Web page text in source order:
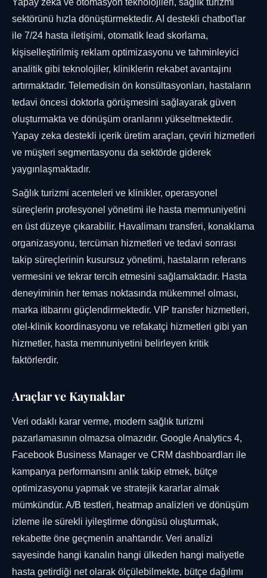
Yapay zeka ve otomasyon teknolojileri, sağlık turizmi
sektörünü hızla dönüştürmektedir. AI destekli chatbot'lar
ile 7/24 hasta iletişimi, otomatik lead skorlama,
kişiselleştirilmiş reklam optimizasyonu ve tahminleyici
analitik gibi teknolojiler, kliniklerin rekabet avantajını
artırmaktadır. Telemedisin ön konsültasyonları, hastaların
tedavi öncesi doktorla görüşmesini sağlayarak güven
oluşturmakta ve dönüşüm oranlarını yükseltmektedir.
Yapay zeka destekli içerik üretim araçları, çeviri hizmetleri
ve müşteri segmentasyonu da sektörde giderek
yaygınlaşmaktadır.
Sağlık turizmi acenteleri ve klinikler, operasyonel
süreçlerin profesyonel yönetimi ile hasta memnuniyetini
en üst düzeye çıkarabilir. Havalimanı transferi, konaklama
organizasyonu, tercüman hizmetleri ve tedavi sonrası
takip süreçlerinin kusursuz yönetimi, hastaların referans
vermesini ve tekrar tercih etmesini sağlamaktadır. Hasta
deneyiminin her temas noktasında mükemmel olması,
marka itibarını güçlendirmektedir. VIP transfer hizmetleri,
otel-klinik koordinasyonu ve refakatçi hizmetleri gibi yan
hizmetler, hasta memnuniyetini belirleyen kritik
faktörlerdir.
Araçlar ve Kaynaklar
Veri odaklı karar verme, modern sağlık turizmi
pazarlamasının olmazsa olmazıdır. Google Analytics 4,
Facebook Business Manager ve CRM dashboardları ile
kampanya performansını anlık takip etmek, bütçe
optimizasyonu yapmak ve stratejik kararlar almak
mümkündür. A/B testleri, heatmap analizleri ve dönüşüm
izleme ile sürekli iyileştirme döngüsü oluşturmak,
rekabette öne geçmenin anahtarıdır. Veri analizi
sayesinde hangi kanalın hangi ülkeden hangi maliyetle
hasta getirdiği net olarak ölçülebilmekte, bütçe dağılımı